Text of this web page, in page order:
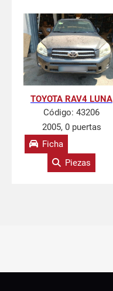
TOYOTA RAV4 LUNA
Código: 43206
2005, 0 puertas
Ficha
Piezas